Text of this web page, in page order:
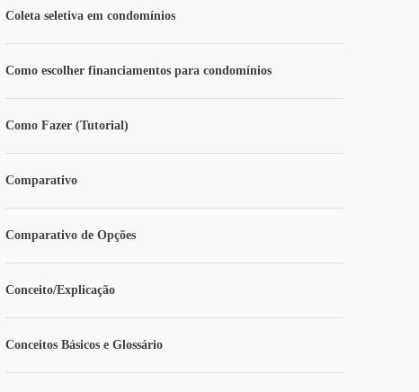
Coleta seletiva em condomínios
Como escolher financiamentos para condomínios
Como Fazer (Tutorial)
Comparativo
Comparativo de Opções
Conceito/Explicação
Conceitos Básicos e Glossário